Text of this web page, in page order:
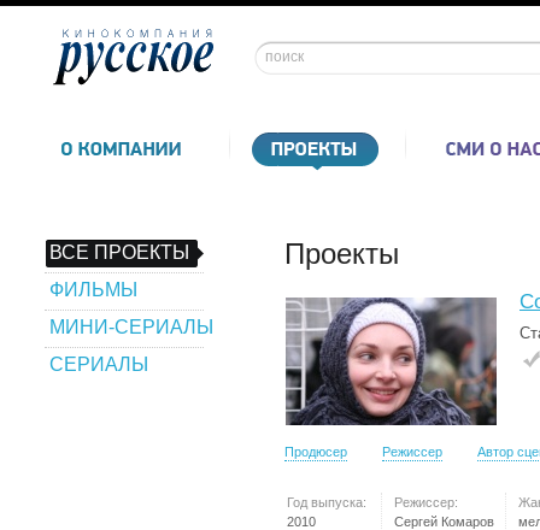
ВСЕ ПРОЕКТЫ
ФИЛЬМЫ
МИНИ-СЕРИАЛЫ
СЕРИАЛЫ
Проекты
Продюсер Режиссер Автор
Год выпуска:
2010
Режиссер:
Сергей Комаров